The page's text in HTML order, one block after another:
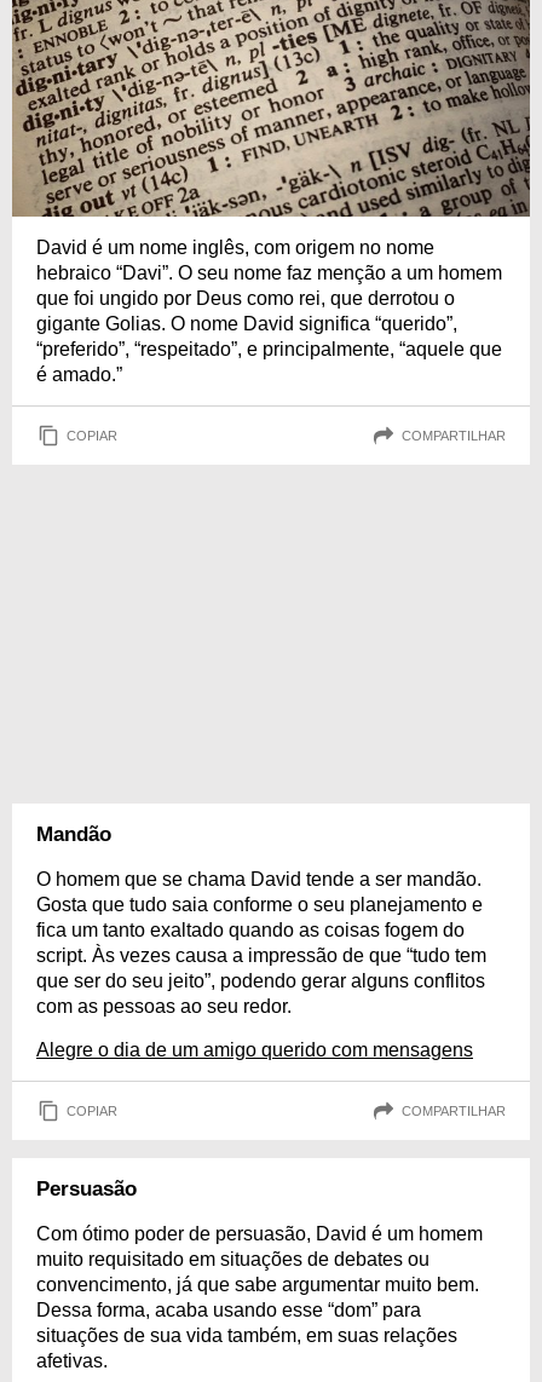
David é um nome inglês, com origem no nome
hebraico “Davi”. O seu nome faz menção a um homem
que foi ungido por Deus como rei, que derrotou o
gigante Golias. O nome David significa “querido”,
“preferido”, “respeitado”, e principalmente, “aquele que
é amado.”
COPIAR COMPARTILHAR
Mandão
O homem que se chama David tende a ser mandão.
Gosta que tudo saia conforme o seu planejamento e
fica um tanto exaltado quando as coisas fogem do
script. Às vezes causa a impressão de que “tudo tem
que ser do seu jeito”, podendo gerar alguns conflitos
com as pessoas ao seu redor.
Alegre o dia de um amigo querido com mensagens
COPIAR COMPARTILHAR
Persuasão
Com ótimo poder de persuasão, David é um homem
muito requisitado em situações de debates ou
convencimento, já que sabe argumentar muito bem.
Dessa forma, acaba usando esse “dom” para
situações de sua vida também, em suas relações
afetivas.